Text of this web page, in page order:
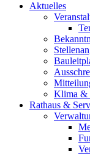
Aktuelles
Klima &
Rathaus &